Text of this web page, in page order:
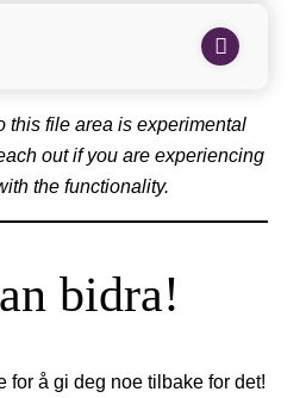
this file area is experimental
out if you are experiencing
the functionality.
bidra!
å gi deg noe tilbake for det!